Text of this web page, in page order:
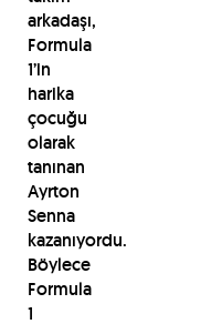
arkadaşı,
Formula
1’in
harika
çocuğu
olarak
tanınan
Ayrton
Senna
kazanıyordu.
Böylece
Formula
1